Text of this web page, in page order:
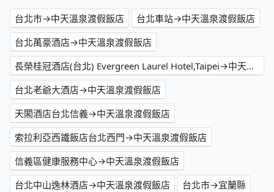
台北市→中天溫泉渡假飯店
台北車站→中天溫泉渡假飯店
台北萬豪酒店→中天溫泉渡假飯店
長榮桂冠酒店(台北) Evergreen Laurel Hotel,Taipei→中天溫泉渡假飯店
台北老爺大酒店→中天溫泉渡假飯店
天閣酒店台北信義→中天溫泉渡假飯店
索拉利亞西鐵飯店台北西門→中天溫泉渡假飯店
信義區健康服務中心→中天溫泉渡假飯店
台北中山逸林酒店→中天溫泉渡假飯店
台北市→宜蘭縣